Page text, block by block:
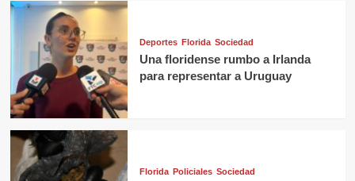
Deportes Florida Sociedad
Una floridense rumbo a Irlanda
para representar a Uruguay
Florida Policiales Sociedad